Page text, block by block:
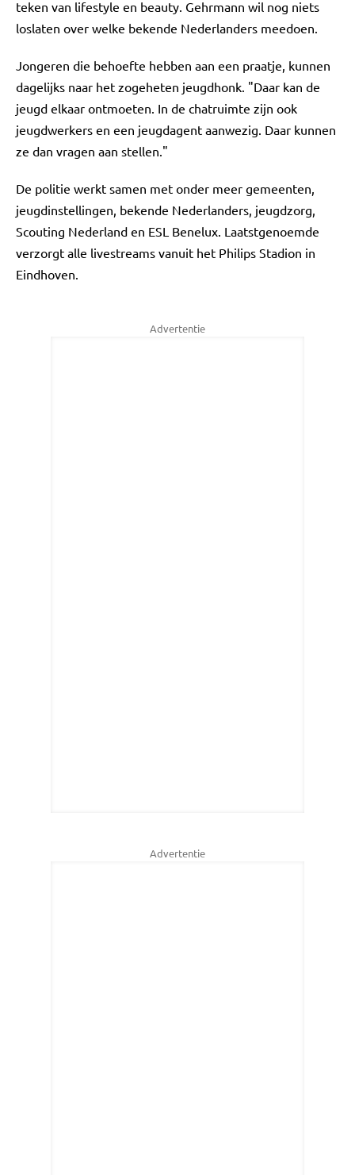
teken van lifestyle en beauty. Gehrmann wil nog niets
loslaten over welke bekende Nederlanders meedoen.
Jongeren die behoefte hebben aan een praatje, kunnen
dagelijks naar het zogeheten jeugdhonk. "Daar kan de
jeugd elkaar ontmoeten. In de chatruimte zijn ook
jeugdwerkers en een jeugdagent aanwezig. Daar kunnen
ze dan vragen aan stellen."
De politie werkt samen met onder meer gemeenten,
jeugdinstellingen, bekende Nederlanders, jeugdzorg,
Scouting Nederland en ESL Benelux. Laatstgenoemde
verzorgt alle livestreams vanuit het Philips Stadion in
Eindhoven.
Advertentie
Advertentie